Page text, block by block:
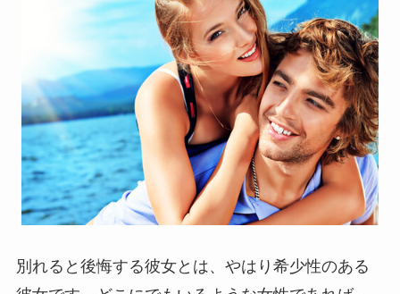
別れると後悔する彼女とは、やはり希少性のある